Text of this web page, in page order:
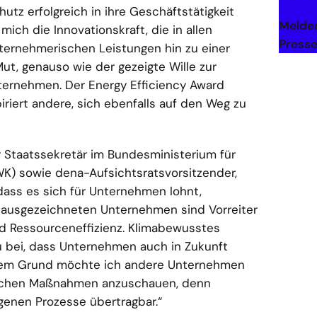
erfolgreich in ihre Geschäftstätigkeit
die Innovationskraft, die in allen
Leistungen hin zu einer
genauso wie der gezeigte Wille zur
Der Energy Efficiency Award
andere, sich ebenfalls auf den Weg zu
im Bundesministerium für
sowie dena-Aufsichtsratsvorsitzender,
es sich für Unternehmen lohnt,
Unternehmen sind Vorreiter
Ressourceneffizienz. Klimabewusstes
dass Unternehmen auch in Zukunft
Grund möchte ich andere Unternehmen
Maßnahmen anzuschauen, denn
Prozesse übertragbar.“